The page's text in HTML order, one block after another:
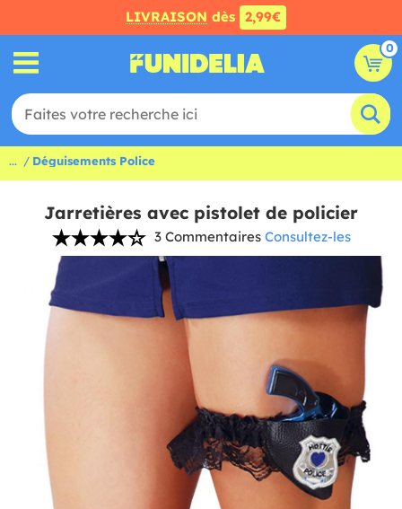
LIVRAISON dès 2,99€
0
... Déguisements Police
Jarretières avec pistolet de policier
3 Commentaires Consultez-les